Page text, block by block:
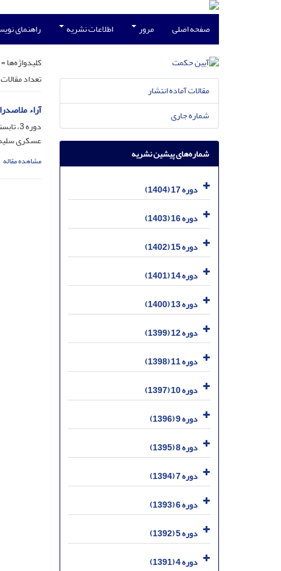
صفحه اصلی مرور اطلاعات نشریه راهنمای
کلیدواژه‌ها =
تعداد
آراء
دوره 3، تابستان و پاییز 90 - مسلسل 9 - 8، آذر 1390، صفحه
عسکری
مشاهده مقاله
مقالات آماده انتشار
شماره جاری
شماره‌های پیشین نشریه
دوره 17 (1404)
دوره 16 (1403)
دوره 15 (1402)
دوره 14 (1401)
دوره 13 (1400)
دوره 12 (1399)
دوره 11 (1398)
دوره 10 (1397)
دوره 9 (1396)
دوره 8 (1395)
دوره 7 (1394)
دوره 6 (1393)
دوره 5 (1392)
دوره 4 (1391)